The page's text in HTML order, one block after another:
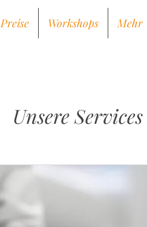
Preise Workshops Mehr
Unsere Services